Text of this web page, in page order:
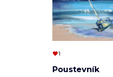
1
Poustevník